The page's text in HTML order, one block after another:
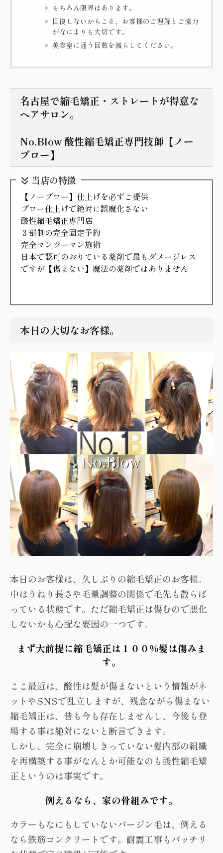
もちろん限界はあります。
回復しないからこそ、お客様のご理解とご協力
がなによりも大切です。
美容室に通う回数を減らしてください。
名古屋で縮毛矯正・ストレートが得意な
ヘアサロン。
No.Blow 酸性縮毛矯正専門技師【ノー
ブロー】
当店の特徴
【ノーブロー】仕上げを必ずご提供
ブロー仕上げで絶対に誤魔化さない
酸性縮毛矯正専門店
３部制の完全固定予約
完全マンツーマン施術
日本で認可のおりている薬剤で最もダメージレス
ですが【傷まない】魔法の薬剤ではありません
本日の大切なお客様。
本日のお客様は、久しぶりの縮毛矯正のお客様。
中はうねり長さや毛量調整の関係で毛先も散らば
っている状態です。ただ縮毛矯正は傷むので悪化
しないかも心配な要因の一つです。
まず大前提に縮毛矯正は１００％髪は傷みま
す。
ここ最近は、酸性は髪が傷まないという情報がネ
ットやSNSで乱立しますが、残念ながら傷まない
縮毛矯正は、昔も今も存在しませんし、今後も登
場する事は絶対にないと断言できます。
しかし、完全に崩壊しきっていない髪内部の組織
を再構築する事がなんとか可能なのも酸性縮毛矯
正というのは事実です。
例えるなら、家の骨組みです。
カラーもなにもしていないバージン毛は、例える
なら鉄筋コンクリートです。耐震工事もバッチリ